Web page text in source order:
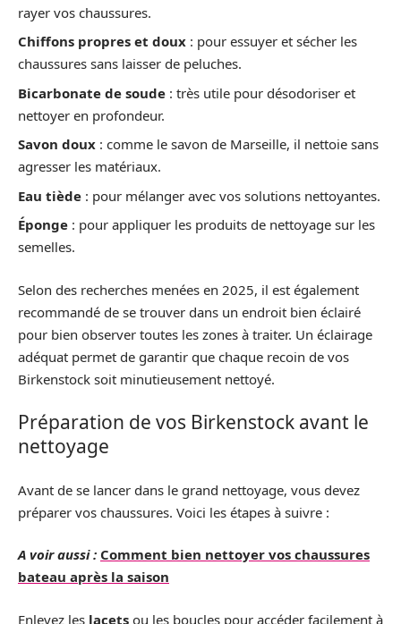
rayer vos chaussures.
Chiffons propres et doux : pour essuyer et sécher les
chaussures sans laisser de peluches.
Bicarbonate de soude : très utile pour désodoriser et
nettoyer en profondeur.
Savon doux : comme le savon de Marseille, il nettoie sans
agresser les matériaux.
Eau tiède : pour mélanger avec vos solutions nettoyantes.
Éponge : pour appliquer les produits de nettoyage sur les
semelles.
Selon des recherches menées en 2025, il est également
recommandé de se trouver dans un endroit bien éclairé
pour bien observer toutes les zones à traiter. Un éclairage
adéquat permet de garantir que chaque recoin de vos
Birkenstock soit minutieusement nettoyé.
Préparation de vos Birkenstock avant le
nettoyage
Avant de se lancer dans le grand nettoyage, vous devez
préparer vos chaussures. Voici les étapes à suivre :
A voir aussi : Comment bien nettoyer vos chaussures
bateau après la saison
Enlevez les lacets ou les boucles pour accéder facilement à